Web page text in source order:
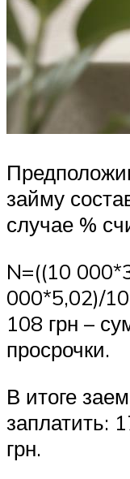
займу
случае %
N=((10
000*5,02)/
108 грн –
просрочки.
В итоге
заплатить:
грн.